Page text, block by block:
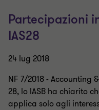
Partecipazioni
IAS28
24 lug 2018
NF 7/2018 - Accounting
28, lo IASB ha chiarito
applica solo agli